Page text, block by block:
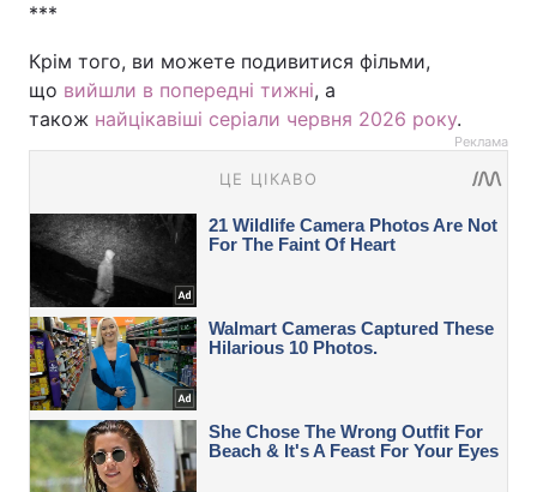
***
Крім того, ви можете подивитися фільми,
що вийшли в попередні тижні, а
також найцікавіші серіали червня 2026 року.
Реклама